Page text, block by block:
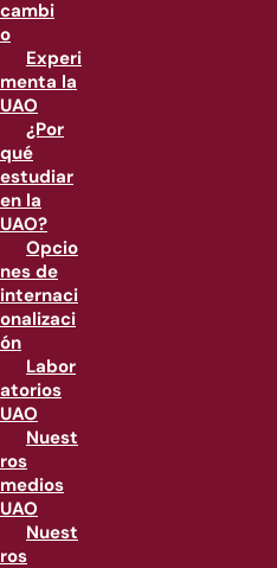
cambi
o
Experi
menta la
UAO
¿Por
qué
estudiar
en la
UAO?
Opcio
nes de
internaci
onalizaci
ón
Labor
atorios
UAO
Nuest
ros
medios
UAO
Nuest
ros